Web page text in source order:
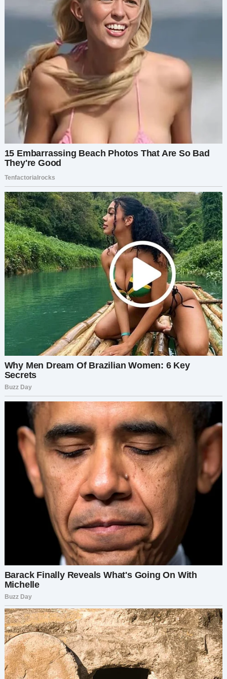
думал: почему дед никогда не появился?
К концу разговора мы уже не были чужими.
Через пару недель Матвей написал мне, что
принял наследство — и пожертвовал большую
часть в приют для ЛГБТК-молодёжи от имени
Артура.
— Он многое упустил при жизни, — сказал он. —
Но, может, после смерти сможет кому-то
помочь не ошибиться.
У меня побежали мурашки.
Я до сих пор волонтёрю в доме престарелых. И
иногда, сидя у того самого окна, которое так
любил Артур, думаю о том, как один
молчаливый человек, одно мужественное
признание и одно письмо смогли изменить
больше судеб, чем он сам, возможно, когда-
либо осознавал.
Жизнь — это не всегда про то, чтобы быть
идеальным. Иногда она про то, чтобы признать
ошибки… и попытаться всё исправить — пока
не поздно.
Если эта история тронула тебя — поделись ею.
Ты не знаешь, кому она может быть нужна.